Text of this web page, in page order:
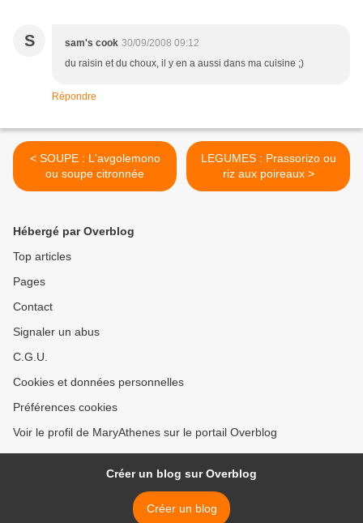
S sam's cook 30/09/2008 09:12
du raisin et du choux, il y en a aussi dans ma cuisine ;)
Répondre
< SOUPE : L'avgolemono
ou soupe citronnée
LEGUMES : Prassorizo ou
riz aux poireaux >
Hébergé par Overblog
Top articles
Pages
Contact
Signaler un abus
C.G.U.
Cookies et données personnelles
Préférences cookies
Voir le profil de MaryAthenes sur le portail Overblog
Créer un blog sur Overblog
Créer un blog